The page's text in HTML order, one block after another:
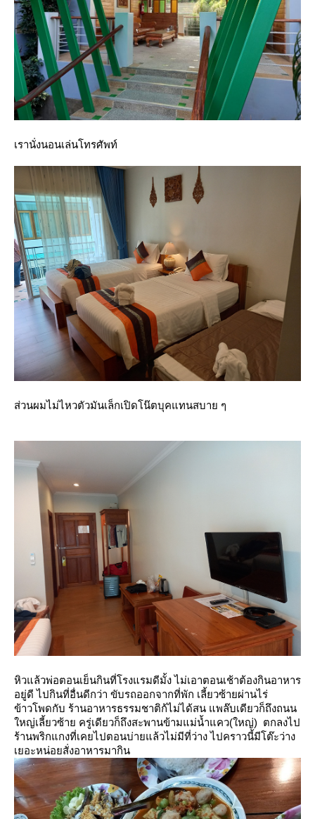
เรานั่งนอนเล่นโทรศัพท์
ส่วนผมไม่ไหวตัวมันเล็กเปิดโน๊ตบุคแทนสบาย ๆ
หิวแล้วพ่อตอนเย็นกินที่โรงแรมดีมั้ง ไม่เอาตอนเช้าต้องกินอาหาร
อยู่ดี ไปกินที่อื่นดีกว่า ขับรถออกจากที่พัก เลี้ยวซ้ายผ่านไร่
ข้าวโพดกับ ร้านอาหารธรรมชาติก้ไม่ได้สน แพล๊บเดียวก็ถึงถนน
หญ่เลี้ยวซ้า ครู่เดียวก็ถึงสะพานข้ามแม่น้ำแคว(ใหญ่) ตกลงไป
ร้านพริกแกงที่เคยไปตอนบ่ายแล้วไม่มีที่ว่าง ไปคราวนี้มีโต๊ะว่าง
เยอะหน่อยสั่งอาหารมากิน